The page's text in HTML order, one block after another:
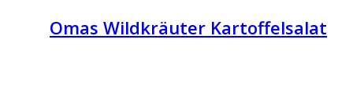
Omas Wildkräuter Kartoffelsalat